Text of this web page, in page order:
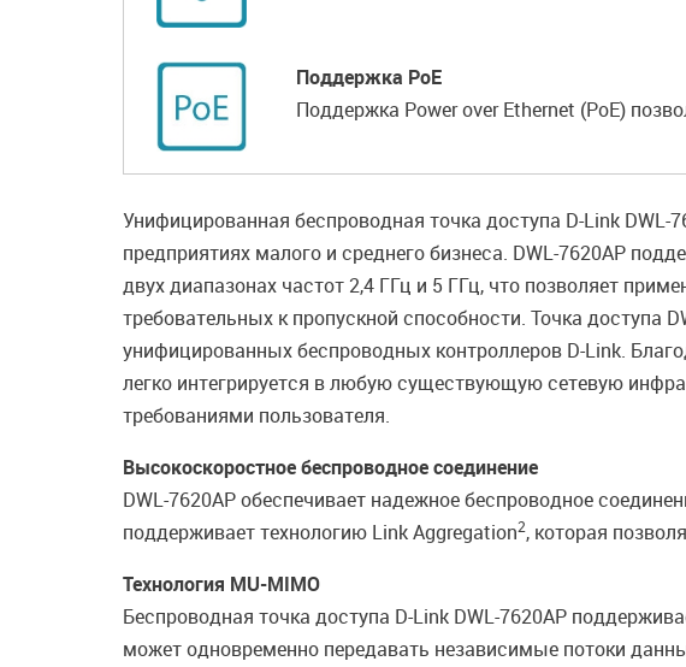
Поддержка PoE
Поддержка Power over Ethernet (PoE)
Унифицированная беспроводная точка доступа D-Link
предприятиях малого и среднего бизнеса. DWL-7620AP
двух диапазонах частот 2,4 ГГц и 5 ГГц, что позволяет
требовательных к пропускной способности. Точка доступа
унифицированных беспроводных контроллеров D-Link.
легко интегрируется в любую существующую сетевую
требованиями пользователя.
Высокоскоростное беспроводное соединение
DWL-7620AP обеспечивает надежное беспроводное
поддерживает технологию Link Aggregation2, которая
Технология MU-MIMO
Беспроводная точка доступа D-Link DWL-7620AP
может одновременно передавать независимые потоки